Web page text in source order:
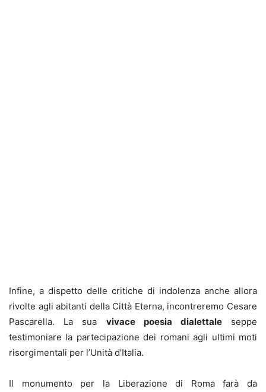
Infine, a dispetto delle critiche di indolenza anche allora
rivolte agli abitanti della Città Eterna, incontreremo Cesare
Pascarella. La sua vivace poesia dialettaleseppe
testimoniare la partecipazione dei romani agli ultimi moti
risorgimentali per l’Unità d’Italia.
Il monumento per la Liberazione di Roma farà da